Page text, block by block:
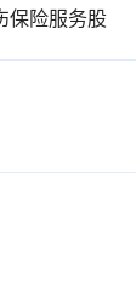
保险服务股